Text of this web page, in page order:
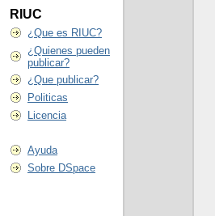
RIUC
¿Que es RIUC?
¿Quienes pueden
publicar?
¿Que publicar?
Politicas
Licencia
Ayuda
Sobre DSpace